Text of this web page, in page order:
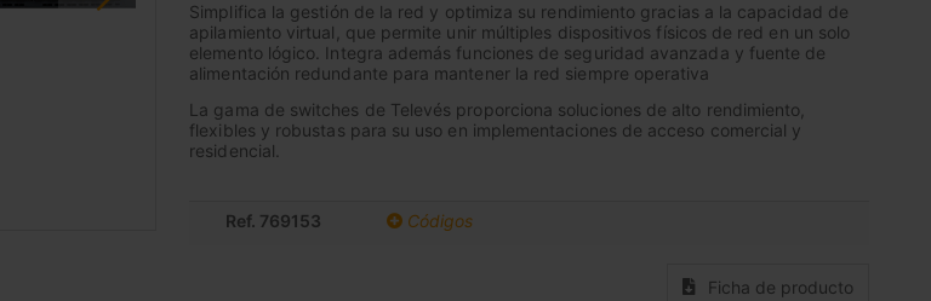
Simplifica la gestión de la red y optimiza su rendimiento gracias a la capacidad de
apilamiento virtual, que permite unir múltiples dispositivos físicos de red en un solo
elemento lógico. Integra además funciones de seguridad avanzada y fuente de
alimentación redundante para mantener la red siempre operativa
La gama de switches de Televés proporciona soluciones de alto rendimiento,
flexibles y robustas para su uso en implementaciones de acceso comercial y
residencial.
Ref. 769153 Códigos
Ficha de producto